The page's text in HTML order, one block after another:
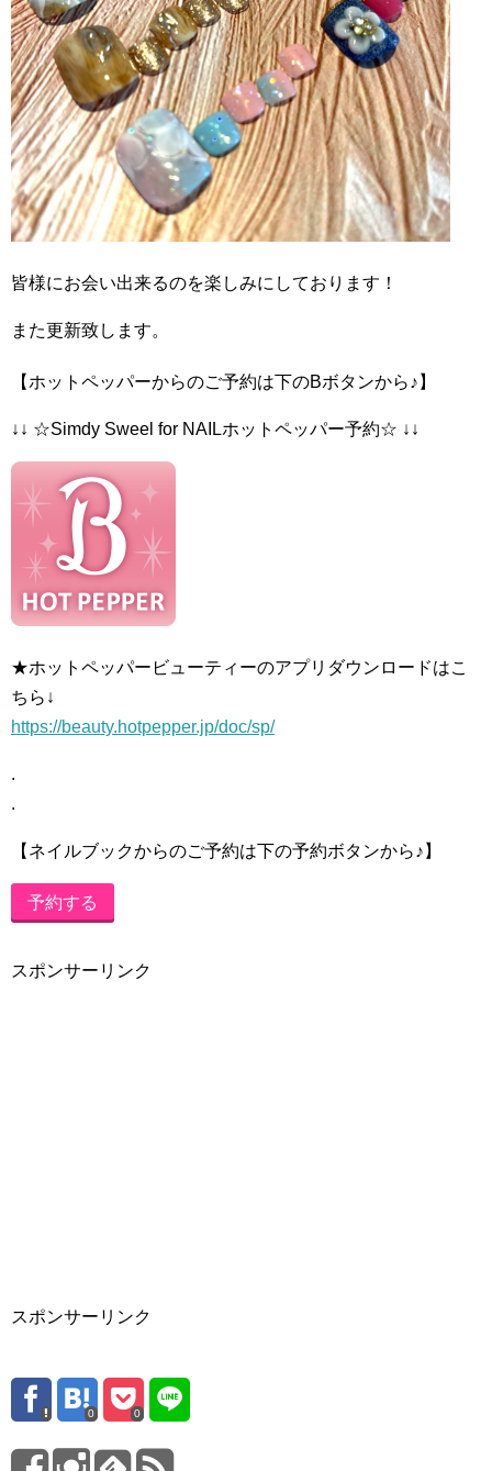
皆様にお会い出来るのを楽しみにしております！
また更新致します。
【ホットペッパーからのご予約は下のBボタンから♪】
↓↓ ☆Simdy Sweel for NAILホットペッパー予約☆ ↓↓
★ホットペッパービューティーのアプリダウンロードはこ
ちら↓
https://beauty.hotpepper.jp/doc/sp/
.
.
【ネイルブックからのご予約は下の予約ボタンから♪】
予約する
スポンサーリンク
スポンサーリンク
0 0